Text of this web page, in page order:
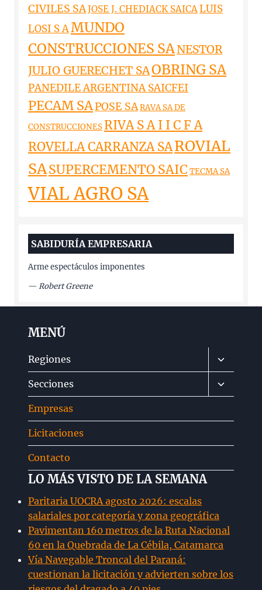
CIVILES SAJOSE J. CHEDIACK SAICALUIS
LOSI S AMUNDO
CONSTRUCCIONES SANESTOR
JULIO GUERECHET SAOBRING SA
PANEDILE ARGENTINA SAICFEI
PECAM SAPOSE SARAVA SA DE
CONSTRUCCIONES RIVA S A I I C F A
ROVELLA CARRANZA SAROVIAL
SASUPERCEMENTO SAIC TECMA SA
VIAL AGRO SA
SABIDURÍA EMPRESARIA
Arme espectáculos imponentes
— Robert Greene
MENÚ
Regiones
Alternar
menú
hijo
Secciones
Alternar
menú
Empresas
Licitaciones
Contacto
LO MÁS VISTO DE LA SEMANA
Paritaria UOCRA agosto 2026: escalas
salariales por categoría y zona geográfica
Pavimentan 160 metros de la Ruta Nacional
60 en la Quebrada de La Cébila, Catamarca
Vía Navegable Troncal del Paraná:
cuestionan la licitación y advierten sobre los